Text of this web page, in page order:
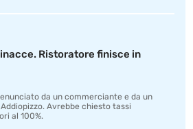
Ristoratore finisce in
da un commerciante e da un
Avrebbe chiesto tassi
al 100%.